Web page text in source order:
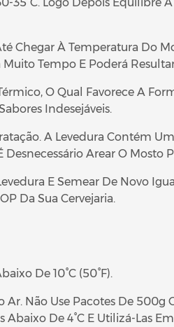
Chegar À Temperatura Do
Tempo E Poderá
O Qual Favorece A
Indesejáveis.
A Levedura Contém
Arear O Mosto
E Semear De Novo
Da Sua Cervejaria.
De 10°C (50°F).
Não Use Pacotes De 500g
De 4°C E Utilizá-Las